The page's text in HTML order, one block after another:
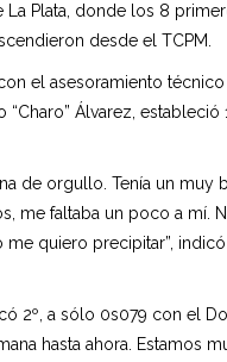
Plata, donde los 8
desde el TCPM.
el asesoramiento
Álvarez,
de orgullo. Tenía un muy
me faltaba un poco a mí.
quiero precipitar”,
2º, a sólo 0s079 con el
hasta ahora. Estamos